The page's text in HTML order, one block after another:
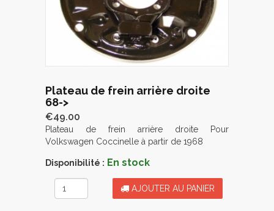
Plateau de frein arrière droite
68->
€49.00
Plateau de frein arrière droite Pour
Volkswagen Coccinelle à partir de 1968
Disponibilité : En stock
AJOUTER AU PANIER